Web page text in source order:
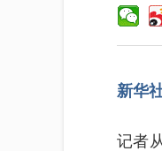
新华
记者